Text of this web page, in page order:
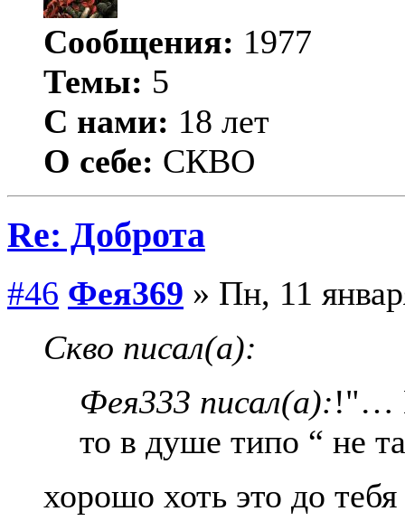
Сообщения: 1977
Темы: 5
С нами: 18 лет
О себе: СКВО
Re: Доброта
#46 Фея369 » Пн, 11
Скво писал(а):
Фея333 писал(а):!"…
то в душе типо “ не
хорошо хоть это до тебя